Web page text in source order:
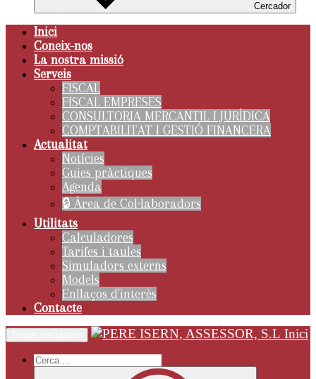
Cercador
Inici
Coneix-nos
La nostra missió
Serveis
FISCAL
FISCAL EMPRESES
CONSULTORIA MERCANTIL I JURÍDICA
COMPTABILITAT I GESTIÓ FINANCERA
Actualitat
Notícies
Guies pràctiques
Agenda
🔒 Àrea de Col·laboradors
Utilitats
Calculadores
Tarifes i taules
Simuladors externs
Models
Enllaços d'interès
Contacte
Inici